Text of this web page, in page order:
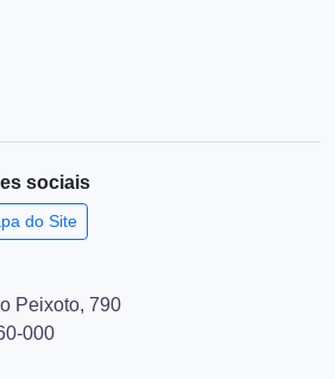
sociais
do Site
Peixoto, 790
000